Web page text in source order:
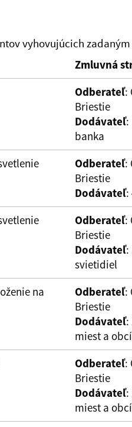
vyhovujúcich
Zmluvná
Odberateľ:
Briestie
Dodávateľ:
banka
Odberateľ:
Briestie
Dodávateľ:
Odberateľ:
Briestie
Dodávateľ:
svietidiel
na
Odberateľ:
Briestie
Dodávateľ:
miest a obcí
Odberateľ:
Briestie
Dodávateľ:
miest a obcí